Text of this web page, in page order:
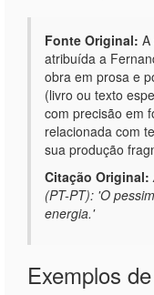
Fonte Original: A
atribuída a
obra em prosa e
(livro ou texto
com precisão em
relacionada com
sua produção
Citação Original:
(PT-PT): 'O
energia.'
Exemplos